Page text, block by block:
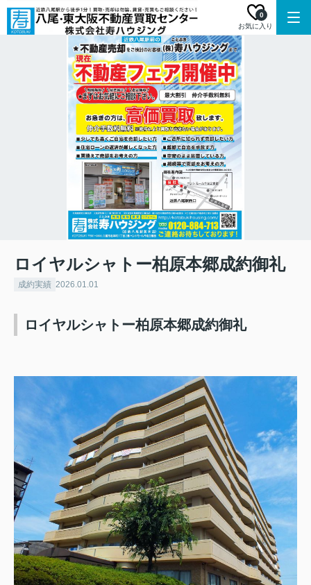
お気に入り
0
ロイヤルシャトー柏原本郷成約御礼
成約実績 2026.01.01
ロイヤルシャトー柏原本郷成約御礼